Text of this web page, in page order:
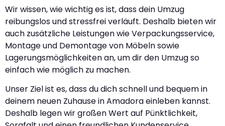
Wir wissen, wie wichtig es ist, dass dein Umzug
reibungslos und stressfrei verläuft. Deshalb bieten wir
auch zusätzliche Leistungen wie Verpackungsservice,
Montage und Demontage von Möbeln sowie
Lagerungsmöglichkeiten an, um dir den Umzug so
einfach wie möglich zu machen.
Unser Ziel ist es, dass du dich schnell und bequem in
deinem neuen Zuhause in Amadora einleben kannst.
Deshalb legen wir großen Wert auf Pünktlichkeit,